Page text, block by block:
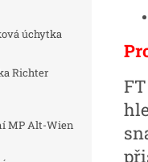
úchytka
Richter
MP Alt-Wien